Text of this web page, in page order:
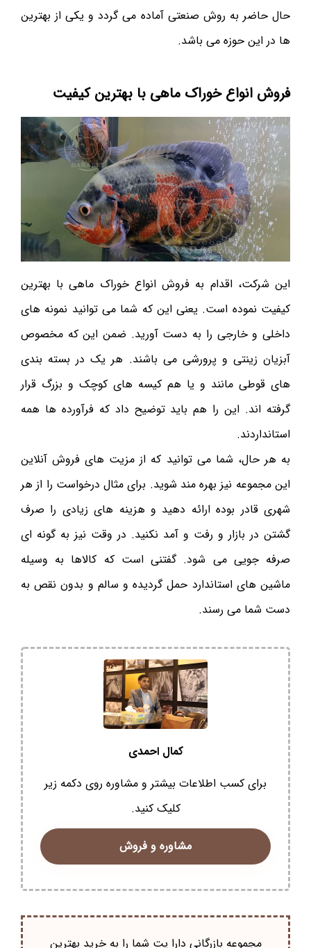
حال حاضر به روش صنعتی آماده می گردد و یکی از بهترین
ها در این حوزه می باشد.
فروش انواع خوراک ماهی با بهترین کیفیت
این شرکت، اقدام به فروش انواع خوراک ماهی با بهترین
کیفیت نموده است. یعنی این که شما می توانید نمونه های
داخلی و خارجی را به دست آورید. ضمن این که مخصوص
آبزیان زینتی و پرورشی می باشند. هر یک در بسته بندی
های قوطی مانند و یا هم کیسه های کوچک و بزرگ قرار
گرفته اند. این را هم باید توضیح داد که فرآورده ها همه
استانداردند.
به هر حال، شما می توانید که از مزیت های فروش آنلاین
این مجموعه نیز بهره مند شوید. برای مثال درخواست را از هر
شهری قادر بوده ارائه دهید و هزینه های زیادی را صرف
گشتن در بازار و رفت و آمد نکنید. در وقت نیز به گونه ای
صرفه جویی می شود. گفتنی است که کالاها به وسیله
ماشین های استاندارد حمل گردیده و سالم و بدون نقص به
دست شما می رسند.
کمال احمدی
برای کسب اطلاعات بیشتر و مشاوره روی دکمه زیر
کلیک کنید.
مشاوره و فروش
مجموعه بازرگانی دارا پت شما را به خرید بهترین